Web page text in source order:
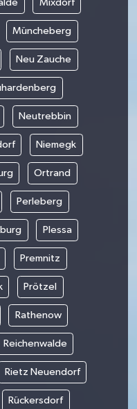
Mixdorf
Müncheberg
Neu Zauche
Neutrebbin
Niemegk
Ortrand
Perleberg
Plessa
Premnitz
Prötzel
Rathenow
Reichenwalde
Rietz Neuendorf
Rückersdorf